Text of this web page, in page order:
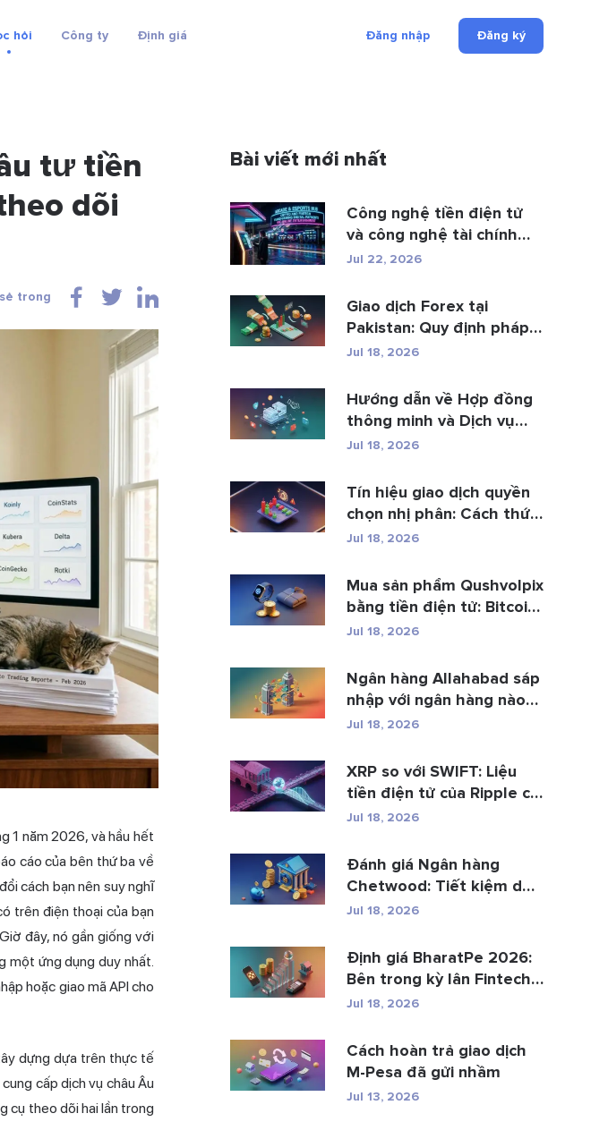
hỏi Công ty Định giá Đăng nhập Đăng ký
tư tiền
dõi
trong
1 năm 2026, và hầu hết
cáo của bên thứ ba về
cách bạn nên suy nghĩ
trên điện thoại của bạn
đây, nó gần giống với
một ứng dụng duy nhất.
hoặc giao mã API cho
dựng dựa trên thực tế
cấp dịch vụ châu Âu
cụ theo dõi hai lần trong
Bài viết mới nhất
Công nghệ tiền điện tử
và công nghệ tài chính
đan...
Jul 22, 2026
Giao dịch Forex tại
Pakistan: Quy định pháp
luật, các n...
Jul 18, 2026
Hướng dẫn về Hợp đồng
thông minh và Dịch vụ
phá...
Jul 18, 2026
Tín hiệu giao dịch quyền
chọn nhị phân: Cách thức
h...
Jul 18, 2026
Mua sản phẩm Qushvolpix
bằng tiền điện tử: Bitcoin,
p...
Jul 18, 2026
Ngân hàng Allahabad sáp
nhập với ngân hàng nào?
Toàn b�...
Jul 18, 2026
XRP so với SWIFT: Liệu
tiền điện tử của Ripple có
th...
Jul 18, 2026
Đánh giá Ngân hàng
Chetwood: Tiết kiệm dễ
dàng và gia...
Jul 18, 2026
Định giá BharatPe 2026:
Bên trong kỳ lân Fintech
trị gi�...
Jul 18, 2026
Cách hoàn trả giao dịch
M-Pesa đã gửi nhầm
Jul 13, 2026